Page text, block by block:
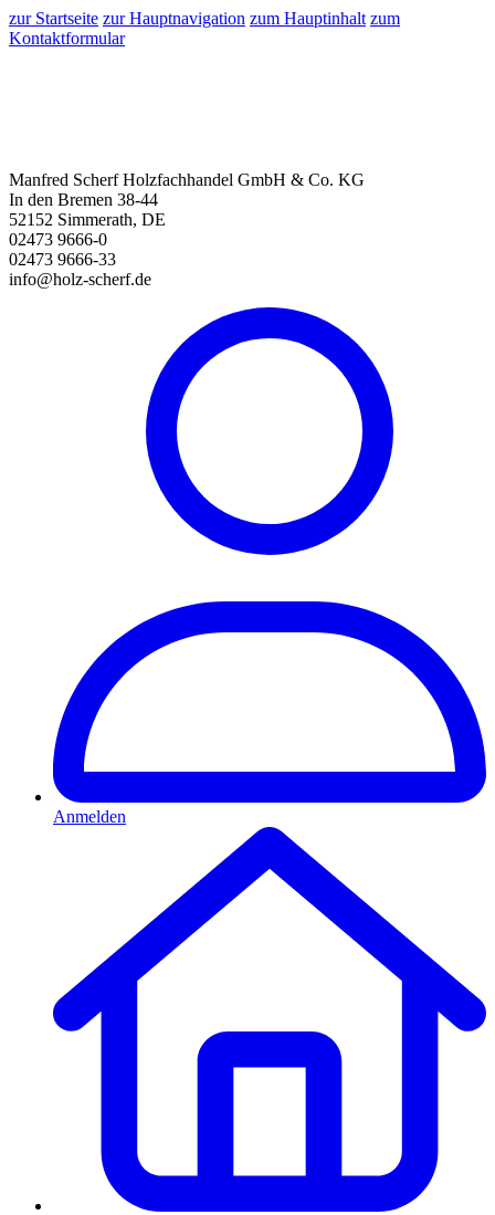
zur Startseite zur Hauptnavigation zum Hauptinhalt zum
Kontaktformular
Manfred Scherf Holzfachhandel GmbH & Co. KG
In den Bremen 38-44
52152 Simmerath, DE
02473 9666-0
02473 9666-33
info@holz-scherf.de
Anmelden